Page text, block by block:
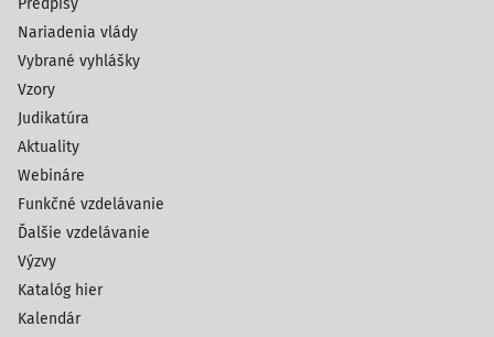
Predpisy
Nariadenia vlády
Vybrané vyhlášky
Vzory
Judikatúra
Aktuality
Webináre
Funkčné vzdelávanie
Ďalšie vzdelávanie
Výzvy
Katalóg hier
Kalendár